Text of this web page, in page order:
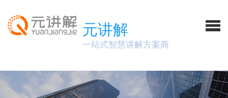
元讲解
一站式智慧讲解方案商